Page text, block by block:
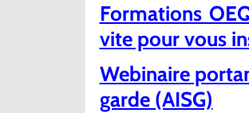
Formations
vite pour vous
Webinaire
garde (AISG)